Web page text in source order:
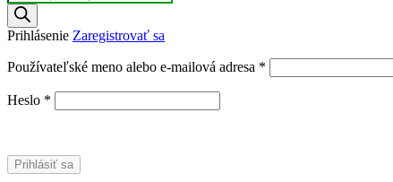
Prihlásenie Zaregistrovať sa
Používateľské meno alebo e-mailová adresa *
Heslo *
Prihlásiť sa